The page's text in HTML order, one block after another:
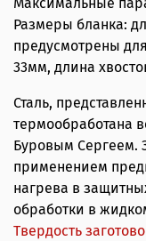
Максимальные
Размеры бланка:
предусмотрены
33мм, длина
Сталь,
термообработана
Буровым Сергеем.
применением
нагрева в
обработки в
Твердость